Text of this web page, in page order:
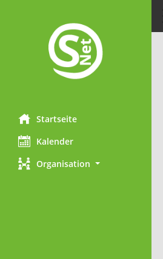
Startseite
Kalender
Organisation